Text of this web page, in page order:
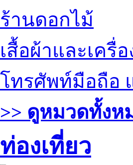
ร้านดอกไม้
เสื้อผ้าและเครื่
โทรศัพท์มือถือ
>> ดูหมวดทั้งห
ท่องเที่ยว